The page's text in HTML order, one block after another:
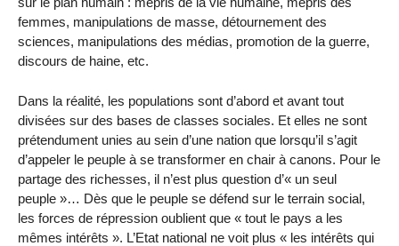
femmes, manipulations de masse, détournement des
sciences, manipulations des médias, promotion de la guerre,
discours de haine, etc.
Dans la réalité, les populations sont d’abord et avant tout
divisées sur des bases de classes sociales. Et elles ne sont
prétendument unies au sein d’une nation que lorsqu’il s’agit
d’appeler le peuple à se transformer en chair à canons. Pour le
partage des richesses, il n’est plus question d’« un seul
peuple »… Dès que le peuple se défend sur le terrain social,
les forces de répression oublient que « tout le pays a les
mêmes intérêts ». L’Etat national ne voit plus « les intérêts qui